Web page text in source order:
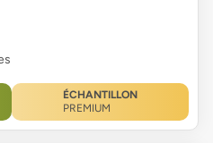
ÉCHANTILLON
PREMIUM